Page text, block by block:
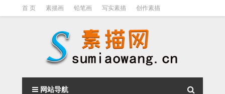
首 页 素描画 铅笔画 写实素描 创作素描
素描视频教程
网站导航